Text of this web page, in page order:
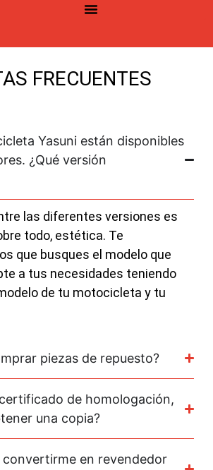
FRECUENTES
Yasuni están disponibles
¿Qué versión
las diferentes versiones es
todo, estética. Te
que busques el modelo que
a tus necesidades teniendo
de tu motocicleta y tu
piezas de repuesto?
de homologación,
una copia?
convertirme en revendedor